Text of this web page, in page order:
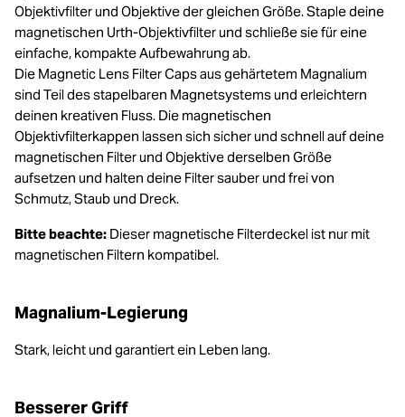
Objektivfilter und Objektive der gleichen Größe. Staple deine
magnetischen Urth-Objektivfilter und schließe sie für eine
einfache, kompakte Aufbewahrung ab.
Die Magnetic Lens Filter Caps aus gehärtetem Magnalium
sind Teil des stapelbaren Magnetsystems und erleichtern
deinen kreativen Fluss. Die magnetischen
Objektivfilterkappen lassen sich sicher und schnell auf deine
magnetischen Filter und Objektive derselben Größe
aufsetzen und halten deine Filter sauber und frei von
Schmutz, Staub und Dreck.
Bitte beachte: Dieser magnetische Filterdeckel ist nur mit
magnetischen Filtern kompatibel.
Magnalium-Legierung
Stark, leicht und garantiert ein Leben lang.
Besserer Griff